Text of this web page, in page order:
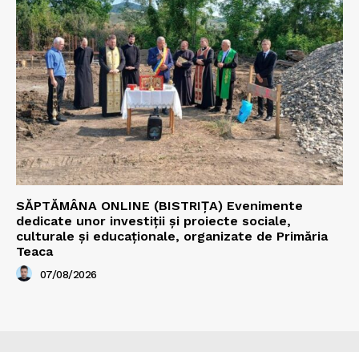
SĂPTĂMÂNA ONLINE (BISTRIȚA) Evenimente
dedicate unor investiții și proiecte sociale,
culturale și educaționale, organizate de Primăria
Teaca
07/08/2026